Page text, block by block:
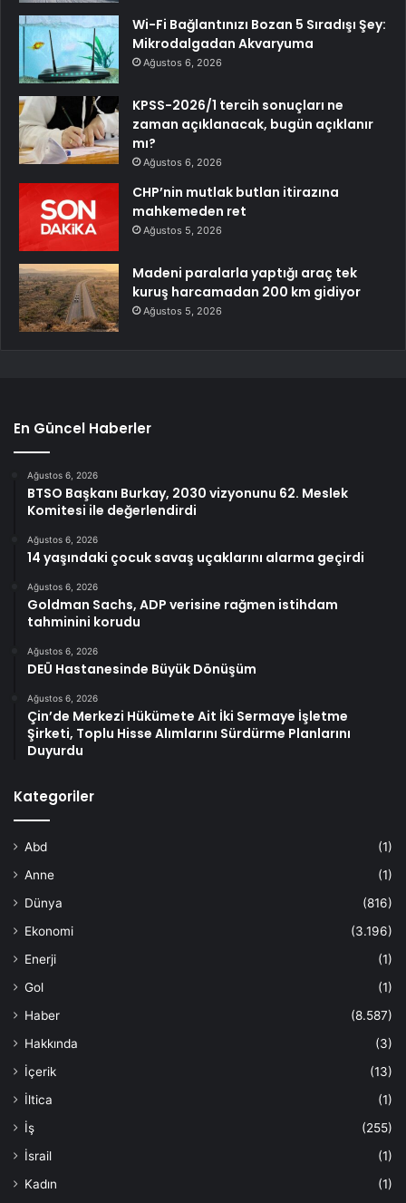
Wi-Fi Bağlantınızı Bozan 5 Sıradışı Şey:
Mikrodalgadan Akvaryuma
Ağustos 6, 2026
KPSS-2026/1 tercih sonuçları ne
zaman açıklanacak, bugün açıklanır
mı?
Ağustos 6, 2026
CHP’nin mutlak butlan itirazına
mahkemeden ret
Ağustos 5, 2026
Madeni paralarla yaptığı araç tek
kuruş harcamadan 200 km gidiyor
Ağustos 5, 2026
En Güncel Haberler
Ağustos 6, 2026
BTSO Başkanı Burkay, 2030 vizyonunu 62. Meslek
Komitesi ile değerlendirdi
Ağustos 6, 2026
14 yaşındaki çocuk savaş uçaklarını alarma geçirdi
Ağustos 6, 2026
Goldman Sachs, ADP verisine rağmen istihdam
tahminini korudu
Ağustos 6, 2026
DEÜ Hastanesinde Büyük Dönüşüm
Ağustos 6, 2026
Çin’de Merkezi Hükümete Ait İki Sermaye İşletme
Şirketi, Toplu Hisse Alımlarını Sürdürme Planlarını
Duyurdu
Kategoriler
Abd
(1)
Anne
(1)
Dünya
(816)
Ekonomi
(3.196)
Enerji
(1)
Gol
(1)
Haber
(8.587)
Hakkında
(3)
İçerik
(13)
İltica
(1)
İş
(255)
İsrail
(1)
Kadın
(1)